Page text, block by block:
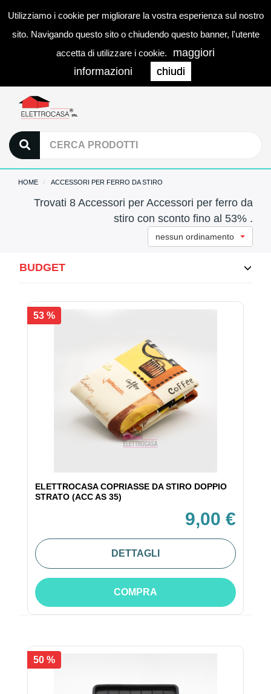
Utilizziamo i cookie per migliorare la vostra esperienza sul nostro
sito. Navigando questo sito o chiudendo questo banner, l'utente
accetta di utilizzare i cookie.
maggiori
informazioni
chiudi
0
HOME ACCESSORI PER FERRO DA STIRO
Trovati 8 Accessori per Accessori per ferro da
stiro con sconto fino al 53% .
nessun ordinamento
BUDGET
53 %
ELETTROCASA COPRIASSE DA STIRO DOPPIO
STRATO (ACC AS 35)
9,00 €
DETTAGLI
COMPRA
50 %